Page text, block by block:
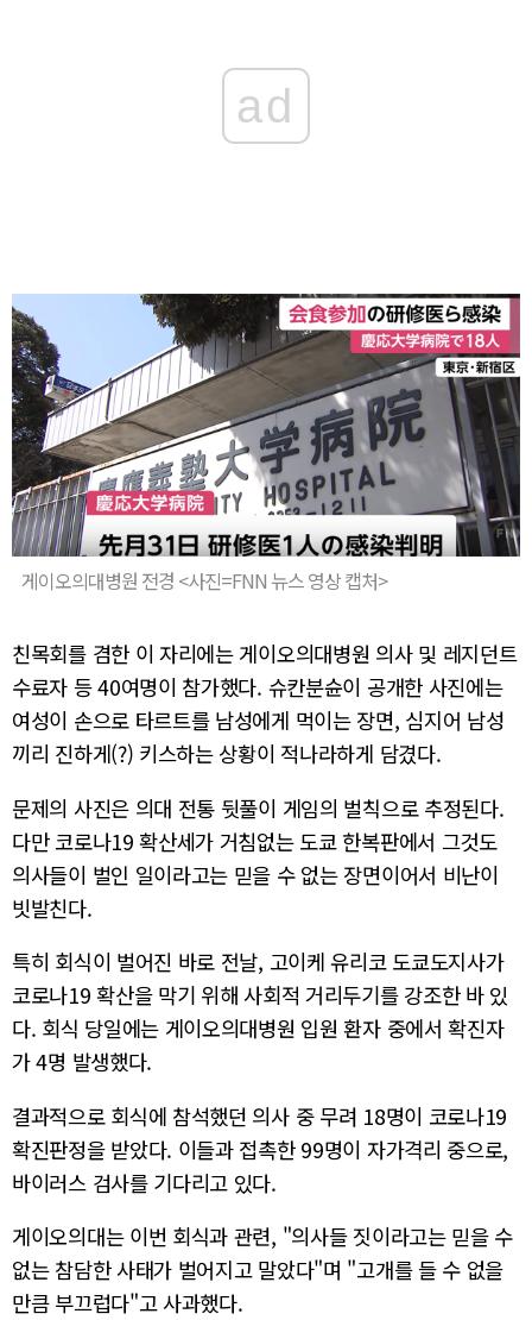
ad
게이오의대병원 전경 <사진=FNN 뉴스 영상 캡처>
친목회를 겸한 이 자리에는 게이오의대병원 의사 및 레지던트
수료자 등 40여명이 참가했다. 슈칸분슌이 공개한 사진에는
여성이 손으로 타르트를 남성에게 먹이는 장면, 심지어 남성
끼리 진하게(?) 키스하는 상황이 적나라하게 담겼다.
문제의 사진은 의대 전통 뒷풀이 게임의 벌칙으로 추정된다.
다만 코로나19 확산세가 거침없는 도쿄 한복판에서 그것도
의사들이 벌인 일이라고는 믿을 수 없는 장면이어서 비난이
빗발친다.
특히 회식이 벌어진 바로 전날, 고이케 유리코 도쿄도지사가
코로나19 확산을 막기 위해 사회적 거리두기를 강조한 바 있
다. 회식 당일에는 게이오의대병원 입원 환자 중에서 확진자
가 4명 발생했다.
결과적으로 회식에 참석했던 의사 중 무려 18명이 코로나19
확진판정을 받았다. 이들과 접촉한 99명이 자가격리 중으로,
바이러스 검사를 기다리고 있다.
게이오의대는 이번 회식과 관련, "의사들 짓이라고는 믿을 수
없는 참담한 사태가 벌어지고 말았다"며 "고개를 들 수 없을
만큼 부끄럽다"고 사과했다.